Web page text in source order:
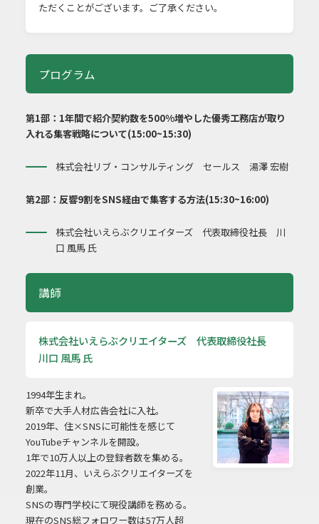
ただくことがございます。ご了承ください。
プログラム
第1部：1年間で紹介契約数を500%増やした優秀工務店が取り
入れる集客戦略について(15:00~15:30)
株式会社リブ・コンサルティング セールス 湯澤 宏樹
第2部：反響9割をSNS経由で集客する方法(15:30~16:00)
株式会社いえらぶクリエイターズ 代表取締役社長 川
口 風馬 氏
講師
株式会社いえらぶクリエイターズ 代表取締役社長
川口 風馬 氏
1994年生まれ。
新卒で大手人材広告会社に入社。
2019年、住×SNSに可能性を感じて
YouTubeチャンネルを開設。
1年で10万人以上の登録者数を集める。
2022年11月、いえらぶクリエイターズを
創業。
SNSの専門学校にて現役講師を務める。
現在のSNS総フォロワー数は57万人超